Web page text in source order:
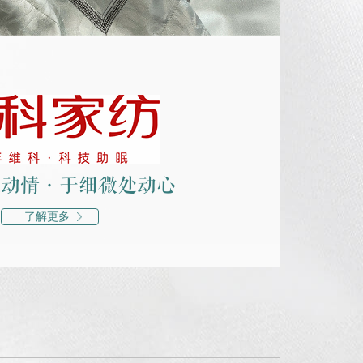
情·于细微处动心
了解更多